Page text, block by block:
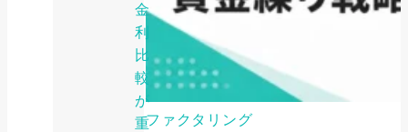
金
利
比
較
が
重ファクタリング